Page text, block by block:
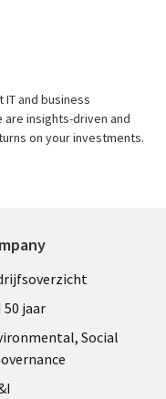
IT and business
insights-driven and
on your investments.
50 jaar
Social